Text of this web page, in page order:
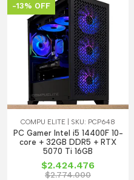
-13% OFF
COMPU ELITE | SKU: PCP648
PC Gamer Intel i5 14400F 10-
core + 32GB DDR5 + RTX
5070 Ti 16GB
$2.424.476
$2.774.000